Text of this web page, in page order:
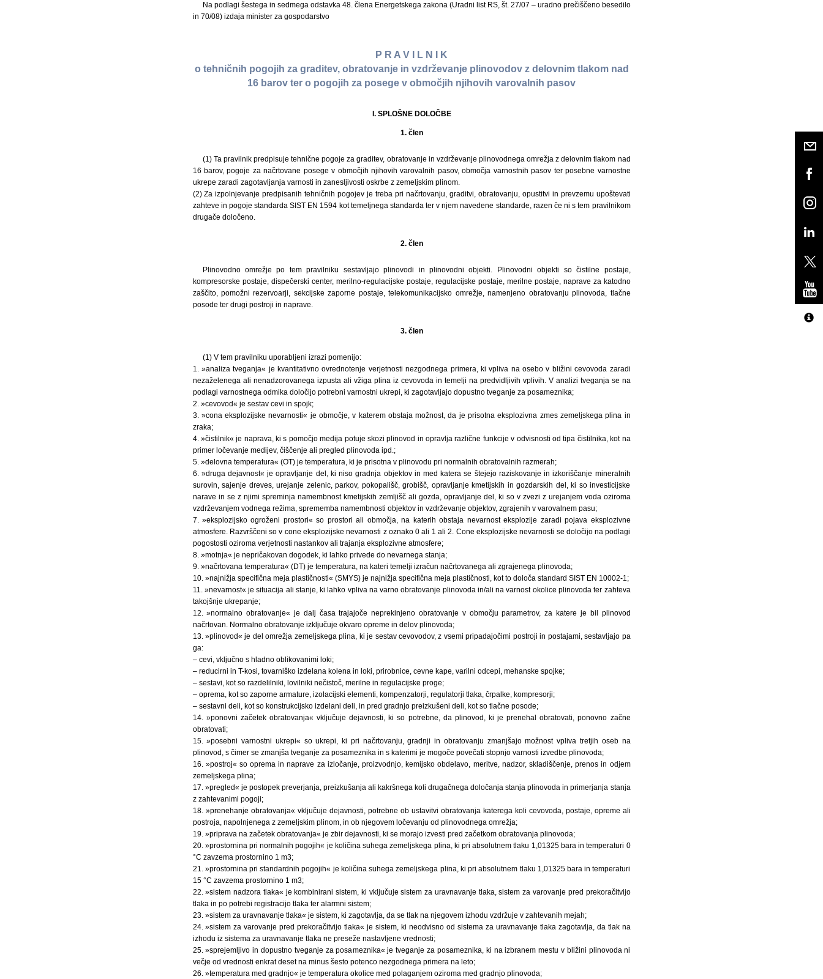
Na podlagi šestega in sedmega odstavka 48. člena Energetskega zakona (Uradni list RS, št. 27/07 – uradno prečiščeno besedilo
in 70/08) izdaja minister za gospodarstvo
P R A V I L N I K
o tehničnih pogojih za graditev, obratovanje in vzdrževanje plinovodov z delovnim tlakom nad
16 barov ter o pogojih za posege v območjih njihovih varovalnih pasov
I. SPLOŠNE DOLOČBE
1. člen
(1) Ta pravilnik predpisuje tehnične pogoje za graditev, obratovanje in vzdrževanje plinovodnega omrežja z delovnim tlakom nad
16 barov, pogoje za načrtovane posege v območjih njihovih varovalnih pasov, območja varnostnih pasov ter posebne varnostne
ukrepe zaradi zagotavljanja varnosti in zanesljivosti oskrbe z zemeljskim plinom.
(2) Za izpolnjevanje predpisanih tehničnih pogojev je treba pri načrtovanju, graditvi, obratovanju, opustitvi in prevzemu upoštevati
zahteve in pogoje standarda SIST EN 1594 kot temeljnega standarda ter v njem navedene standarde, razen če ni s tem pravilnikom
drugače določeno.
2. člen
Plinovodno omrežje po tem pravilniku sestavljajo plinovodi in plinovodni objekti. Plinovodni objekti so čistilne postaje,
kompresorske postaje, dispečerski center, merilno-regulacijske postaje, regulacijske postaje, merilne postaje, naprave za katodno
zaščito, pomožni rezervoarji, sekcijske zaporne postaje, telekomunikacijsko omrežje, namenjeno obratovanju plinovoda, tlačne
posode ter drugi postroji in naprave.
3. člen
(1) V tem pravilniku uporabljeni izrazi pomenijo:
1. »analiza tveganja« je kvantitativno ovrednotenje verjetnosti nezgodnega primera, ki vpliva na osebo v bližini cevovoda zaradi
nezaželenega ali nenadzorovanega izpusta ali vžiga plina iz cevovoda in temelji na predvidljivih vplivih. V analizi tveganja se na
podlagi varnostnega odmika določijo potrebni varnostni ukrepi, ki zagotavljajo dopustno tveganje za posameznika;
2. »cevovod« je sestav cevi in spojk;
3. »cona eksplozijske nevarnosti« je območje, v katerem obstaja možnost, da je prisotna eksplozivna zmes zemeljskega plina in
zraka;
4. »čistilnik« je naprava, ki s pomočjo medija potuje skozi plinovod in opravlja različne funkcije v odvisnosti od tipa čistilnika, kot na
primer ločevanje medijev, čiščenje ali pregled plinovoda ipd.;
5. »delovna temperatura« (OT) je temperatura, ki je prisotna v plinovodu pri normalnih obratovalnih razmerah;
6. »druga dejavnost« je opravljanje del, ki niso gradnja objektov in med katera se štejejo raziskovanje in izkoriščanje mineralnih
surovin, sajenje dreves, urejanje zelenic, parkov, pokopališč, grobišč, opravljanje kmetijskih in gozdarskih del, ki so investicijske
narave in se z njimi spreminja namembnost kmetijskih zemljišč ali gozda, opravljanje del, ki so v zvezi z urejanjem voda oziroma
vzdrževanjem vodnega režima, sprememba namembnosti objektov in vzdrževanje objektov, zgrajenih v varovalnem pasu;
7. »eksplozijsko ogroženi prostori« so prostori ali območja, na katerih obstaja nevarnost eksplozije zaradi pojava eksplozivne
atmosfere. Razvrščeni so v cone eksplozijske nevarnosti z oznako 0 ali 1 ali 2. Cone eksplozijske nevarnosti se določijo na podlagi
pogostosti oziroma verjetnosti nastankov ali trajanja eksplozivne atmosfere;
8. »motnja« je nepričakovan dogodek, ki lahko privede do nevarnega stanja;
9. »načrtovana temperatura« (DT) je temperatura, na kateri temelji izračun načrtovanega ali zgrajenega plinovoda;
10. »najnižja specifična meja plastičnosti« (SMYS) je najnižja specifična meja plastičnosti, kot to določa standard SIST EN 10002-1;
11. »nevarnost« je situacija ali stanje, ki lahko vpliva na varno obratovanje plinovoda in/ali na varnost okolice plinovoda ter zahteva
takojšnje ukrepanje;
12. »normalno obratovanje« je dalj časa trajajoče neprekinjeno obratovanje v območju parametrov, za katere je bil plinovod
načrtovan. Normalno obratovanje izključuje okvaro opreme in delov plinovoda;
13. »plinovod« je del omrežja zemeljskega plina, ki je sestav cevovodov, z vsemi pripadajočimi postroji in postajami, sestavljajo pa
ga:
– cevi, vključno s hladno oblikovanimi loki;
– reducirni in T-kosi, tovarniško izdelana kolena in loki, prirobnice, cevne kape, varilni odcepi, mehanske spojke;
– sestavi, kot so razdelilniki, lovilniki nečistoč, merilne in regulacijske proge;
– oprema, kot so zaporne armature, izolacijski elementi, kompenzatorji, regulatorji tlaka, črpalke, kompresorji;
– sestavni deli, kot so konstrukcijsko izdelani deli, in pred gradnjo preizkušeni deli, kot so tlačne posode;
14. »ponovni začetek obratovanja« vključuje dejavnosti, ki so potrebne, da plinovod, ki je prenehal obratovati, ponovno začne
obratovati;
15. »posebni varnostni ukrepi« so ukrepi, ki pri načrtovanju, gradnji in obratovanju zmanjšajo možnost vpliva tretjih oseb na
plinovod, s čimer se zmanjša tveganje za posameznika in s katerimi je mogoče povečati stopnjo varnosti izvedbe plinovoda;
16. »postroj« so oprema in naprave za izločanje, proizvodnjo, kemijsko obdelavo, meritve, nadzor, skladiščenje, prenos in odjem
zemeljskega plina;
17. »pregled« je postopek preverjanja, preizkušanja ali kakršnega koli drugačnega določanja stanja plinovoda in primerjanja stanja
z zahtevanimi pogoji;
18. »prenehanje obratovanja« vključuje dejavnosti, potrebne ob ustavitvi obratovanja katerega koli cevovoda, postaje, opreme ali
postroja, napolnjenega z zemeljskim plinom, in ob njegovem ločevanju od plinovodnega omrežja;
19. »priprava na začetek obratovanja« je zbir dejavnosti, ki se morajo izvesti pred začetkom obratovanja plinovoda;
20. »prostornina pri normalnih pogojih« je količina suhega zemeljskega plina, ki pri absolutnem tlaku 1,01325 bara in temperaturi 0
°C zavzema prostornino 1 m3;
21. »prostornina pri standardnih pogojih« je količina suhega zemeljskega plina, ki pri absolutnem tlaku 1,01325 bara in temperaturi
15 °C zavzema prostornino 1 m3;
22. »sistem nadzora tlaka« je kombinirani sistem, ki vključuje sistem za uravnavanje tlaka, sistem za varovanje pred prekoračitvijo
tlaka in po potrebi registracijo tlaka ter alarmni sistem;
23. »sistem za uravnavanje tlaka« je sistem, ki zagotavlja, da se tlak na njegovem izhodu vzdržuje v zahtevanih mejah;
24. »sistem za varovanje pred prekoračitvijo tlaka« je sistem, ki neodvisno od sistema za uravnavanje tlaka zagotavlja, da tlak na
izhodu iz sistema za uravnavanje tlaka ne preseže nastavljene vrednosti;
25. »sprejemljivo in dopustno tveganje za posameznika« je tveganje za posameznika, ki na izbranem mestu v bližini plinovoda ni
večje od vrednosti enkrat deset na minus šesto potenco nezgodnega primera na leto;
26. »temperatura med gradnjo« je temperatura okolice med polaganjem oziroma med gradnjo plinovoda;